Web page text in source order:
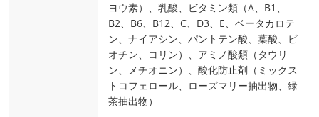
ヨウ素）、乳酸、ビタミン類（A、B1、
B2、B6、B12、C、D3、E、ベータカロテ
ン、ナイアシン、パントテン酸、葉酸、ビ
オチン、コリン）、アミノ酸類（タウリ
ン、メチオニン）、酸化防止剤（ミックス
トコフェロール、ローズマリー抽出物、緑
茶抽出物）